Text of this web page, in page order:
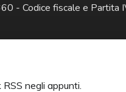
- Codice fiscale e
negli appunti.